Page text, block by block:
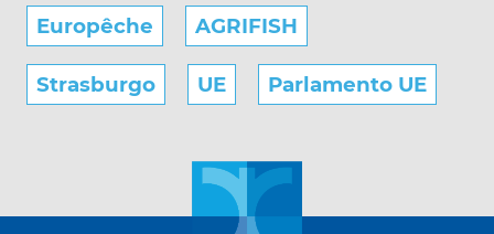
Europêche AGRIFISH
Strasburgo UE Parlamento UE